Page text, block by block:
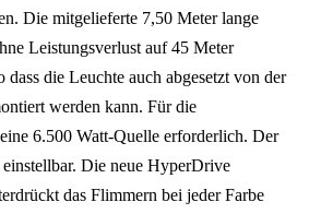
Die mitgelieferte 7,50 Meter lange
Leistungsverlust auf 45 Meter
dass die Leuchte auch abgesetzt von der
werden kann. Für die
6.500 Watt-Quelle erforderlich. Der
Die neue HyperDrive
das Flimmern bei jeder Farbe